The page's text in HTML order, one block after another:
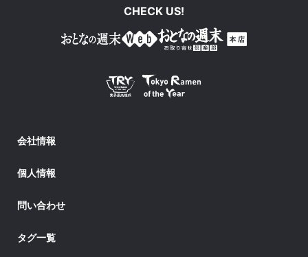
CHECK US!
会社情報
個人情報
問い合わせ
タグ一覧